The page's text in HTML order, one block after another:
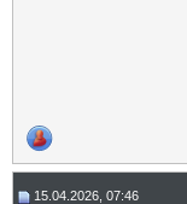
15.04.2026, 07:46